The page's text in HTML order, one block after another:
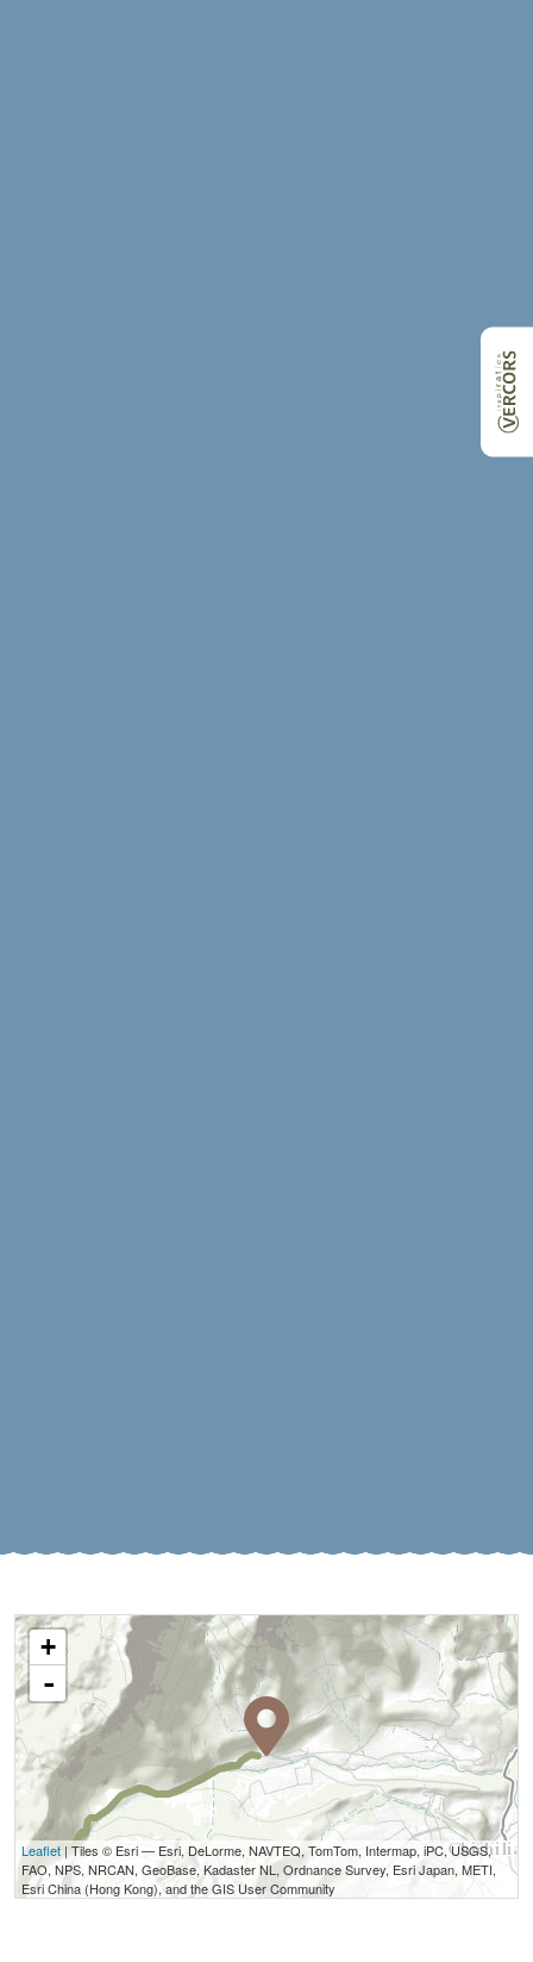
+
-
Leaflet | Tiles © Esri — Esri, DeLorme, NAVTEQ, TomTom, Intermap, iPC, USGS,
FAO, NPS, NRCAN, GeoBase, Kadaster NL, Ordnance Survey, Esri Japan, METI,
Esri China (Hong Kong), and the GIS User Community